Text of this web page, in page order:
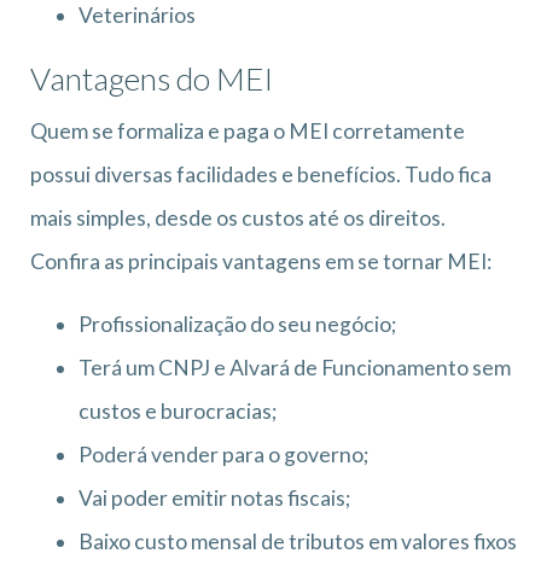
Veterinários
Vantagens do MEI
Quem se formaliza e paga o MEI corretamente
possui diversas facilidades e benefícios. Tudo fica
mais simples, desde os custos até os direitos.
Confira as principais vantagens em se tornar MEI:
Profissionalização do seu negócio;
Terá um CNPJ e Alvará de Funcionamento sem
custos e burocracias;
Poderá vender para o governo;
Vai poder emitir notas fiscais;
Baixo custo mensal de tributos em valores fixos